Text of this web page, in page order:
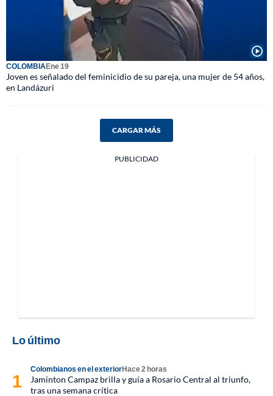
COLOMBIAEne 19
Joven es señalado del feminicidio de su pareja, una mujer de 54 años,
en Landázuri
CARGAR MÁS
PUBLICIDAD
Lo último
Colombianos en el exteriorHace 2 horas
Jaminton Campaz brilla y guía a Rosario Central al triunfo,
tras una semana crítica